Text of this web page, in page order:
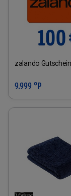
zalando
9.999 °P